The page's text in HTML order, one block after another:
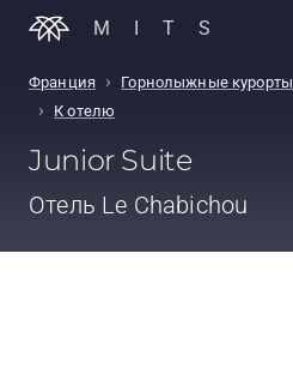
MITS
Франция › Горнолыжные курорты
› К отелю
Junior Suite
Отель Le Chabichou